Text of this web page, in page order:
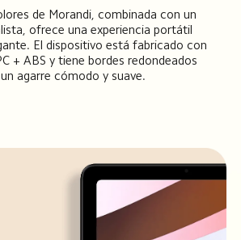
de Morandi, combinada con un
ofrece una experiencia portátil
El dispositivo está fabricado con
+ ABS y tiene bordes redondeados
agarre cómodo y suave.